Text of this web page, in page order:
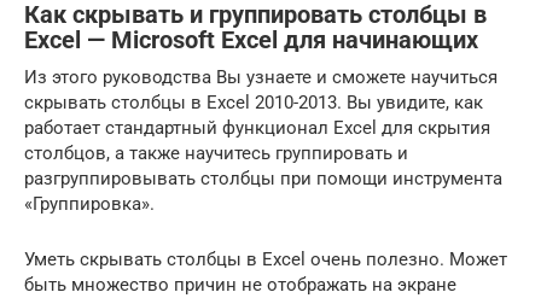
Как скрывать и группировать столбцы в
Excel — Microsoft Excel для начинающих
Из этого руководства Вы узнаете и сможете научиться
скрывать столбцы в Excel 2010-2013. Вы увидите, как
работает стандартный функционал Excel для скрытия
столбцов, а также научитесь группировать и
разгруппировывать столбцы при помощи инструмента
«Группировка».
Уметь скрывать столбцы в Excel очень полезно. Может
быть множество причин не отображать на экране